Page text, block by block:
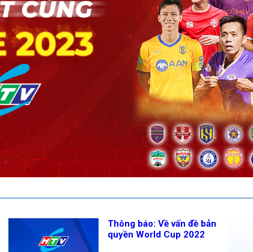
Thông báo: Về vấn đề bản
quyền World Cup 2022